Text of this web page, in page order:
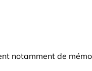
notamment de